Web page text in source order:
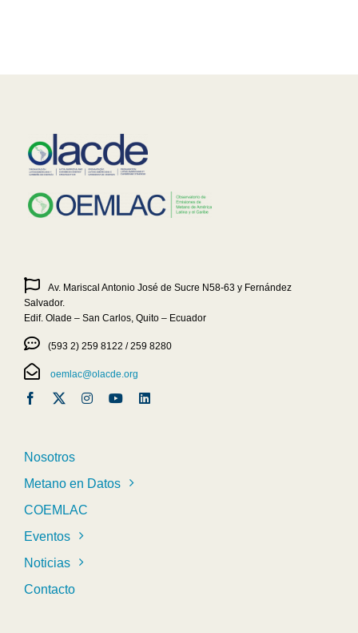
Av. Mariscal Antonio José de Sucre N58-63 y Fernández
Salvador.
Edif. Olade – San Carlos, Quito – Ecuador
(593 2) 259 8122 / 259 8280
oemlac@olacde.org
Nosotros
Metano en Datos
COEMLAC
Eventos
Noticias
Contacto